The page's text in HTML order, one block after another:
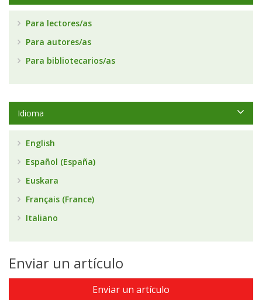
Para lectores/as
Para autores/as
Para bibliotecarios/as
Idioma
English
Español (España)
Euskara
Français (France)
Italiano
Enviar un artículo
Enviar un artículo